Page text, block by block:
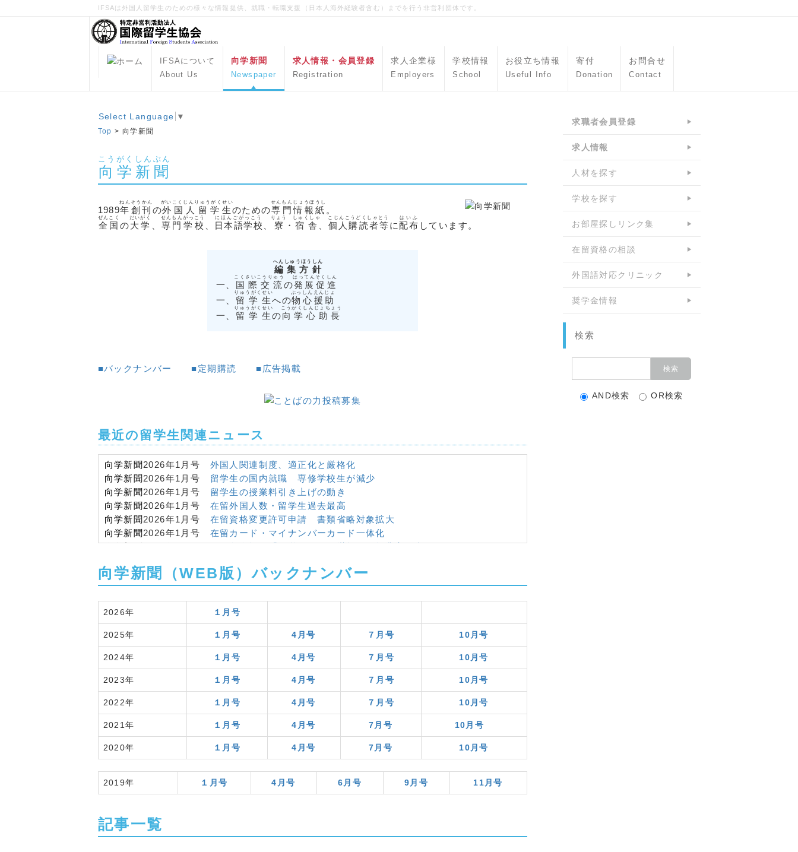
IFSAは外国人留学生のための様々な情報提供、就職・転職支援（日本人海外経験者含む）までを行う非営利団体です。
IFSAについて
About Us
向学新聞
Newspaper
求人情報・会員登録
Registration
求人企業様
Employers
学校情報
School
お役立ち情報
Useful Info
寄付
Donation
お問合せ
Contact
Select Language ▼
Top > 向学新聞
向学新聞
こうがくしんぶん
1989年創刊
ねんそうかん
の外国人留学生
がいこくじんりゅうがくせい
のための専門情報紙
せんもんじょうほうし
。
全国
ぜんこく
の大学
だいがく
専門学校
せんもんがっこう
日本語学校
にほんごがっこう
寮
りょう
・ 宿舎
しゅくしゃ
個人購読者等
こじんこうどくしゃとう
に配布
はいふ
しています。
編集方針
へんしゅうほうしん
一、 国際交流
こくさいこうりゅう
の発展促進
はってんそくしん
一、 留学生
りゅうがくせい
への物心援助
ぶっしんえんじょ
一、 留学生
りゅうがくせい
の向学心助長
こうがくしんじょちょう
■バックナンバー ■定期購読 ■広告掲載
最近の留学生関連ニュース
向学新聞2026年1月号 外国人関連制度、適正化と厳格化
向学新聞2026年1月号 留学生の国内就職 専修学校生が減少
向学新聞2026年1月号 留学生の授業料引き上げの動き
向学新聞2026年1月号 在留外国人数・留学生過去最高
向学新聞2026年1月号 在留資格変更許可申請 書類省略対象拡大
向学新聞2026年1月号 在留カード・マイナンバーカード一体化
向学新聞2026年1月号＜在留資格＞「経営・管理」厳格化、起業家の声
向学新聞2025年10月号海外の日本語学習者４００万人超
向学新聞2025年10月号外国人施策の司令塔設置
向学新聞2025年10月号JLPT ＣＥＦＲレベルの 参考表示開始
向学新聞
2025年10月号生産年齢人口での外国人の存在感増
秩序ある共生社会に向けて
向学新聞
外免切替手続きや社会保障制度の適正化
向学新聞
不法滞在者ゼロプラン
向学新聞2025年7月号在留資格「経営・管理」 基準見直し
向学新聞
専修学校卒留学生の就職率低下
向学新聞
海外留学生・研究者の受入れ
向学新聞
在留外国人数過去最高 外国人留学生４０万人超
向学新聞2025年4月号外国人支援の担い手 外国人支援コーディネーター
向学新聞
外国人労働者増加 留学生４人に３人がアルバイト
向学新聞
2025年4月号 不法残留者７万４０００人 制度整備と適正な在留管理
向学新聞2025年4月号入管庁主催イベント 家族連れが多数参加
向学新聞
2025年1月号
向学新聞
2025年1月号
向学新聞 （WEB版）バックナンバー
2026年 １月号
2025年 １月号 4月号 ７月号 10月号
2024年 １月号 4月号 ７月号 10月号
2023年 １月号 4月号 ７月号 10月号
2022年 １月号 4月号 ７月号 10月号
2021年 １月号 4月号 7月号 10月号
2020年 １月号 4月号 7月号 10月号
2019年 １月号 4月号 6月号 9月号 11月号
記事一覧
求職者会員登録
求人情報
人材を探す
学校を探す
お部屋探しリンク集
在留資格の相談
外国語対応クリニック
奨学金情報
検索
AND検索 OR検索